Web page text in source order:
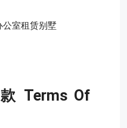
Terms Of